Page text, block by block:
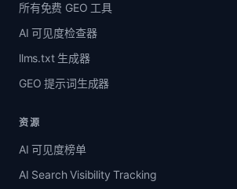
所有免费 GEO 工具
AI 可见度检查器
llms.txt 生成器
GEO 提示词生成器
资源
AI 可见度榜单
AI Search Visibility Tracking